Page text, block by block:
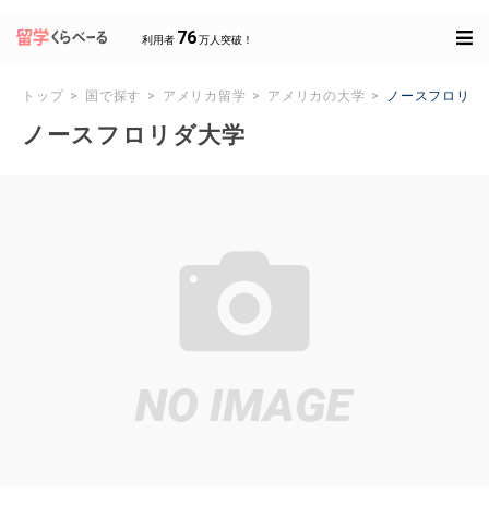
利用者 76万人突破！
トップ 国で探す アメリカ留学 アメリカの大学 ノースフロリダ
ノースフロリダ大学